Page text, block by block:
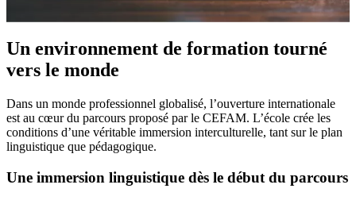
Un environnement de formation tourné
vers le monde
Dans un monde professionnel globalisé, l’ouverture internationale
est au cœur du parcours proposé par le CEFAM. L’école crée les
conditions d’une véritable immersion interculturelle, tant sur le plan
linguistique que pédagogique.
Une immersion linguistique dès le début du parcours